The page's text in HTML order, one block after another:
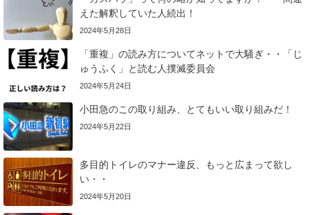
えた解釈していた人続出！
2024年5月28日
「重複」の読み方についてネットで大騒ぎ・・「じ
ゅうふく」と読む人撲滅委員会
2024年5月24日
小田急のこの取り組み、とてもいい取り組みだ！
2024年5月22日
多目的トイレのマナー違反、もっと広まって欲し
い・・
2024年5月20日